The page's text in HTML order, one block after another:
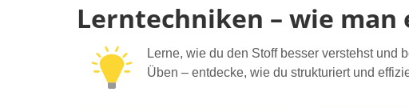
Lerntechniken – wie
Lerne, wie du den Stoff besser verstehst und
Üben – entdecke, wie du strukturiert und